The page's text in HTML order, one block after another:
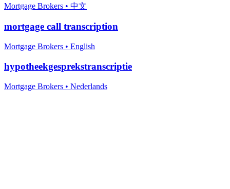
Mortgage Brokers • 中文
mortgage call transcription
Mortgage Brokers • English
hypotheekgesprekstranscriptie
Mortgage Brokers • Nederlands